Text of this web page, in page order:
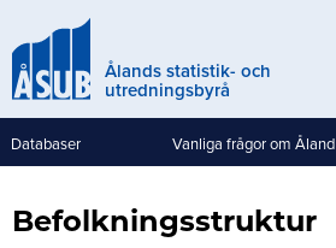
till
huvudinnehållÅlands statistik- och
utredningsbyrå
Genvägar
Databaser Vanliga frågor om Åland
Befolkningsstruktur